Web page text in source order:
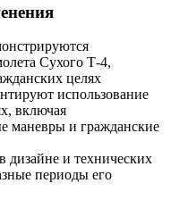
Сухого Т-4,
целях
использование
включая
маневры и гражданские
и технических
периоды его